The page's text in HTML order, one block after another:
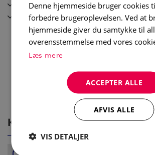
Sovrum
I boendet finns fyra sovrum. Notera
sovrummen inte har fönster. I två
dubbelsäng och i två sovrum finns
en nederslaf som är 120 cm bred.
Två WC/ dusch samt en bastu.
torkskåp.
Övrigt
Wi-Fi
Laddningsplats elbil
KORT
Denne hjemmeside bruger cookies
forbedre brugeroplevelsen. Ved at
hjemmeside giver du samtykke til
overensstemmelse med vores
Læs mere
ACCEPTER ALLE
AFVIS ALLE
VIS DETALJER